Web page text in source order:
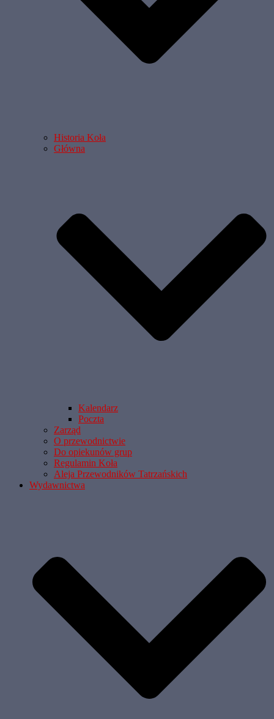
Historia Koła
Główna
Kalendarz
Poczta
Zarząd
O przewodnictwie
Do opiekunów grup
Regulamin Koła
Aleja Przewodników Tatrzańskich
Wydawnictwa